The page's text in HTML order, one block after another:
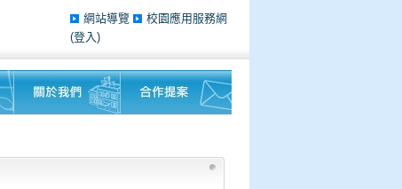
網站導覽
校園應用服務網
(登入)